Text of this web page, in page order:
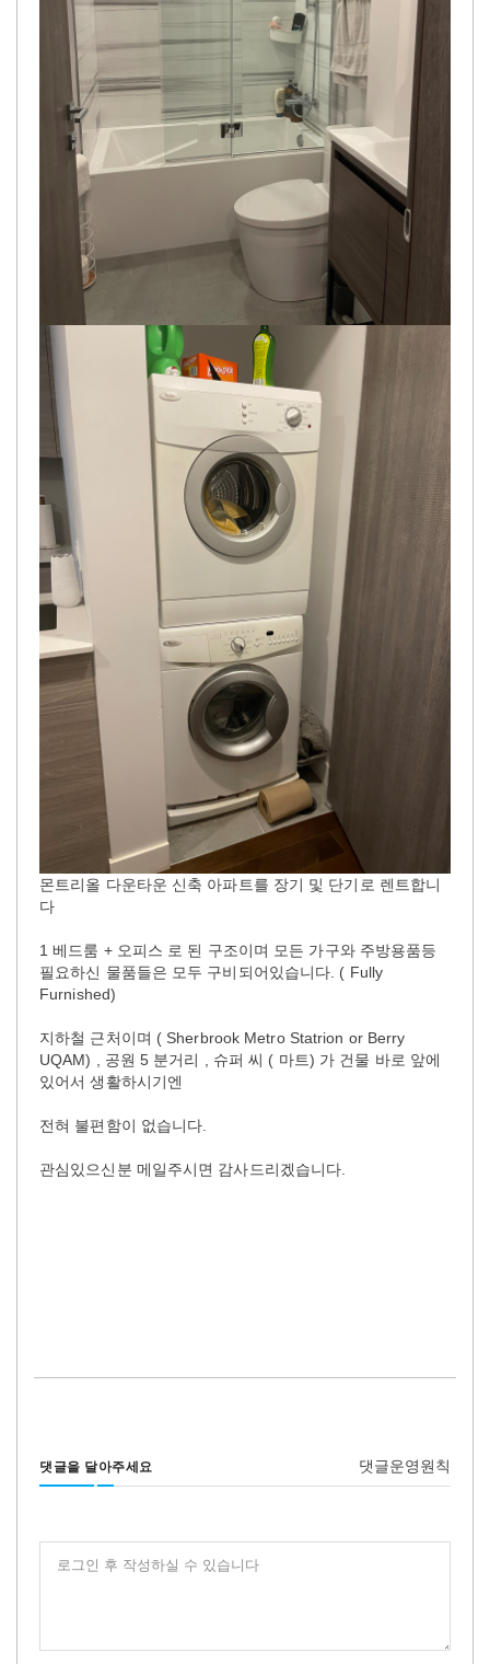
몬트리올 다운타운 신축 아파트를 장기 및 단기로 렌트합니
다
1 베드룸 + 오피스 로 된 구조이며 모든 가구와 주방용품등
필요하신 물품들은 모두 구비되어있습니다. ( Fully
Furnished)
지하철 근처이며 ( Sherbrook Metro Statrion or Berry
UQAM) , 공원 5 분거리 , 슈퍼 씨 ( 마트) 가 건물 바로 앞에
있어서 생활하시기엔
전혀 불편함이 없습니다.
관심있으신분 메일주시면 감사드리겠습니다.
댓글을 달아주세요 댓글운영원칙
로그인 후 작성하실 수 있습니다